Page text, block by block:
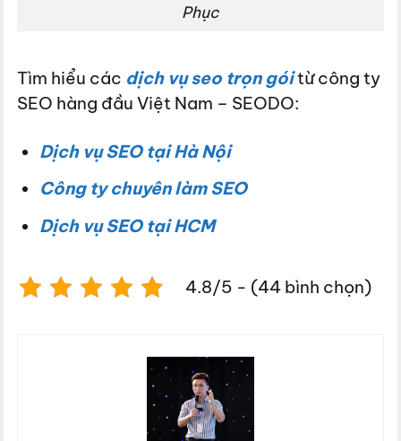
Phục
Tìm hiểu các dịch vụ seo trọn góitừ công ty
SEO hàng đầu Việt Nam – SEODO:
Dịch vụ SEO tại Hà Nội
Công ty chuyên làm SEO
Dịch vụ SEO tại HCM
4.8/5 - (44 bình chọn)